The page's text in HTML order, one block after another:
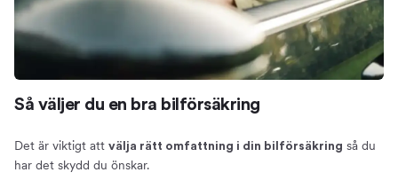
Så väljer du en bra bilförsäkring
Det är viktigt att välja rätt omfattning i din bilförsäkring så du
har det skydd du önskar.